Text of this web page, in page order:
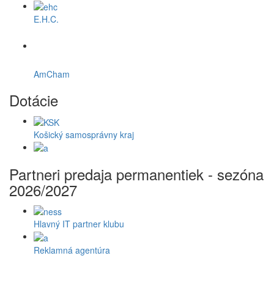
E.H.C.
AmCham
Dotácie
Košický samosprávny kraj
Partneri predaja permanentiek - sezóna
2026/2027
Hlavný IT partner klubu
Reklamná agentúra